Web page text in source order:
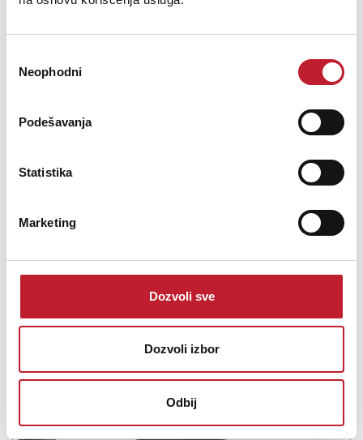
сагласности
Neophodni
Podešavanja
Statistika
Marketing
Dozvoli sve
Dozvoli izbor
Odbij
The Nektar NP-1 and NP-2 universal foot switch pedals are solid,
rugged and ideal for both studio and stage.Rubber gripping keep
they workwith any keyboard or electronic product, requiring a foot
switch.
Šifra: 10631
DODAJ U KORPU